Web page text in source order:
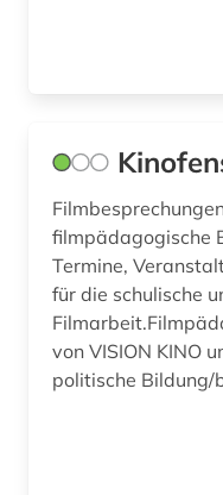
filmpädagogische
Termine,
für die schulische
von VISION KINO
politische Bildung/